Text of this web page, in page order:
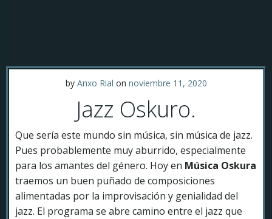
by Anxo Rial on noviembre 11, 2020
Jazz Oskuro.
Que sería este mundo sin música, sin música de jazz.
Pues probablemente muy aburrido, especialmente
para los amantes del género. Hoy en Música Oskura
traemos un buen puñado de composiciones
alimentadas por la improvisación y genialidad del
jazz. El programa se abre camino entre el jazz que